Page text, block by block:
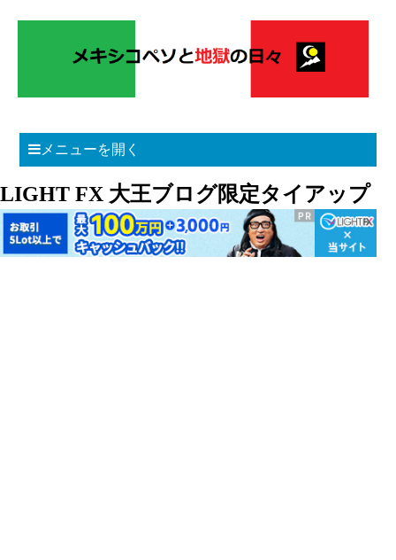
メニューを開く
LIGHT FX 大王ブログ限定タイアップ